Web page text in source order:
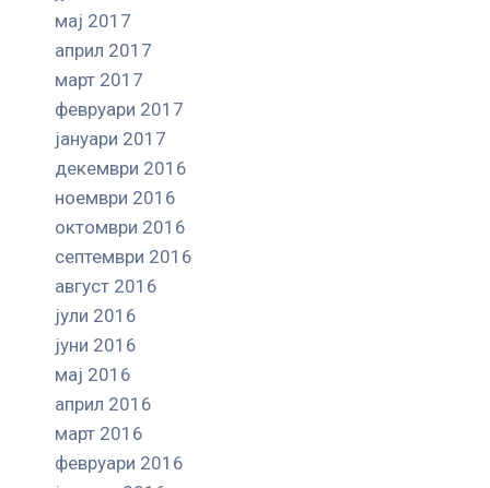
мај 2017
април 2017
март 2017
февруари 2017
јануари 2017
декември 2016
ноември 2016
октомври 2016
септември 2016
август 2016
јули 2016
јуни 2016
мај 2016
април 2016
март 2016
февруари 2016